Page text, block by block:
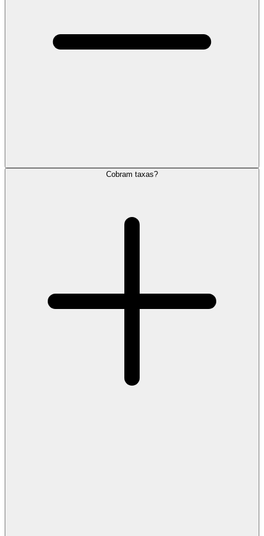
Cobram taxas?